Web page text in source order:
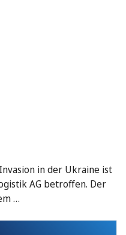
in der Ukraine ist
AG betroffen. Der
…